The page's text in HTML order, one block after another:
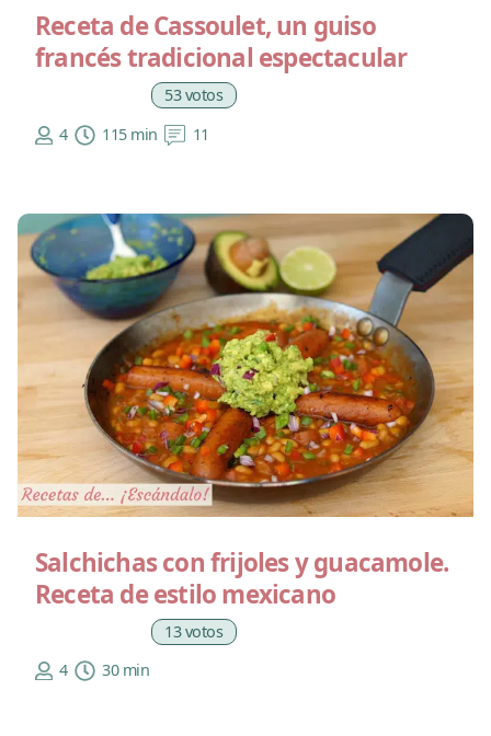
Receta de Cassoulet, un guiso
francés tradicional espectacular
53 votos
4
115 min 11
Salchichas con frijoles y guacamole.
Receta de estilo mexicano
13 votos
4
30 min